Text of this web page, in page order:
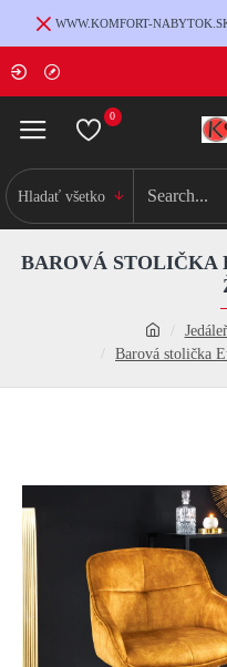
WWW.KOMFORT-
0
Hladať všetko
Barová stolička
BAROVÁ STOLIČKA